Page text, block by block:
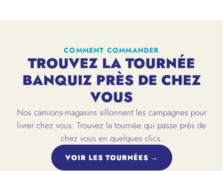
COMMENT COMMANDER
TROUVEZ LA TOURNÉE
BANQUIZ PRÈS DE CHEZ
VOUS
Nos camions-magasins sillonnent les campagnes pour
livrer chez vous. Trouvez la tournée qui passe près de
chez vous en quelques clics.
VOIR LES TOURNÉES →